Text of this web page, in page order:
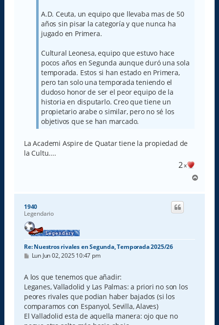
A.D. Ceuta, un equipo que llevaba mas de 50
años sin pisar la categoría y que nunca ha
jugado en Primera.
Cultural Leonesa, equipo que estuvo hace
pocos años en Segunda aunque duró una sola
temporada. Estos si han estado en Primera,
pero tan solo una temporada teniendo el
dudoso honor de ser el peor equipo de la
historia en disputarlo. Creo que tiene un
propietario arabe o similar, pero no sé los
objetivos que se han marcado.
La Academi Aspire de Quatar tiene la propiedad de
la Cultu....
2x
r
1940
Legendario
Re: Nuestros rivales en Segunda, Temporada 2025/26
M
s
a
j
e
Lun Jun 02, 2025 10:47 pm
A los que tenemos que añadir:
Leganes, Valladolid y Las Palmas: a priori no son los
peores rivales que podian haber bajados (si los
comparamos con Espanyol, Sevilla, Alaves)
El Valladolid esta de aquella manera: ojo que no